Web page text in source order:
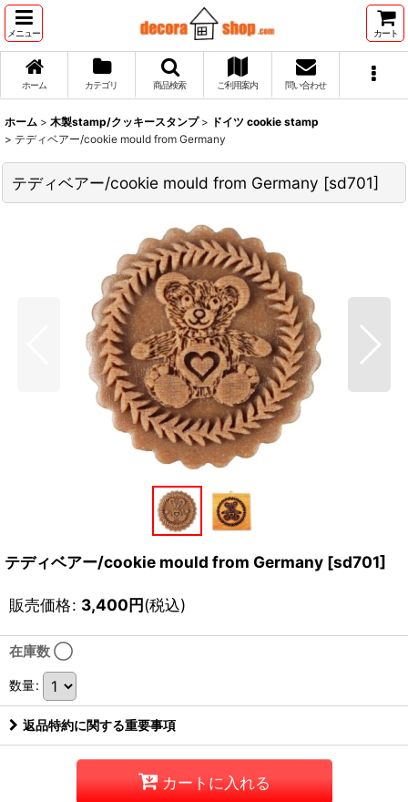
メニュー カート
ホーム カテゴリ 商品検索 ご利用案内 問い合わせ
ホーム > 木製stamp/クッキースタンプ > ドイツ cookie stamp
> テディベアー/cookie mould from Germany
テディベアー/cookie mould from Germany [sd701]
テディベアー/cookie mould from Germany [sd701]
販売価格: 3,400円(税込)
在庫数 ◯
数量:
返品特約に関する重要事項
カートに入れる